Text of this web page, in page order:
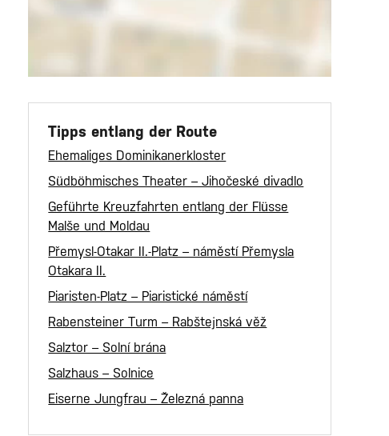
Tipps entlang der Route
Ehemaliges Dominikanerkloster
Südböhmisches Theater – Jihočeské divadlo
Geführte Kreuzfahrten entlang der Flüsse
Malše und Moldau
Přemysl-Otakar II.-Platz – náměstí Přemysla
Otakara II.
Piaristen-Platz – Piaristické náměstí
Rabensteiner Turm – Rabštejnská věž
Salztor – Solní brána
Salzhaus – Solnice
Eiserne Jungfrau – Železná panna